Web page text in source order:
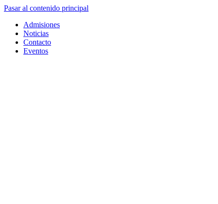
Pasar al contenido principal
Admisiones
Noticias
Contacto
Eventos